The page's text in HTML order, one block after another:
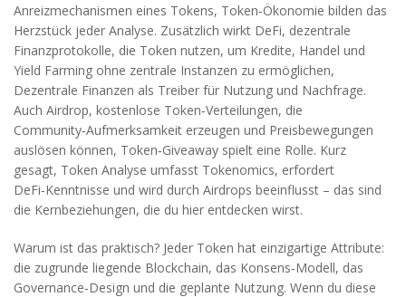
Anreizmechanismen eines Tokens, Token‑Ökonomie bilden das
Herzstück jeder Analyse. Zusätzlich wirkt DeFi, dezentrale
Finanzprotokolle, die Token nutzen, um Kredite, Handel und
Yield Farming ohne zentrale Instanzen zu ermöglichen,
Dezentrale Finanzen als Treiber für Nutzung und Nachfrage.
Auch Airdrop, kostenlose Token‑Verteilungen, die
Community‑Aufmerksamkeit erzeugen und Preisbewegungen
auslösen können, Token‑Giveaway spielt eine Rolle. Kurz
gesagt, Token Analyse umfasst Tokenomics, erfordert
DeFi‑Kenntnisse und wird durch Airdrops beeinflusst – das sind
die Kernbeziehungen, die du hier entdecken wirst.
Warum ist das praktisch? Jeder Token hat einzigartige Attribute:
die zugrunde liegende Blockchain, das Konsens‑Modell, das
Governance‑Design und die geplante Nutzung. Wenn du diese